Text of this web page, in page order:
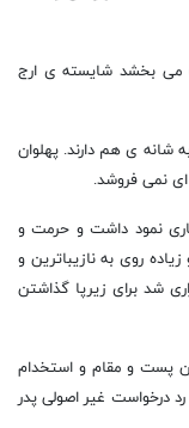
بخشد شایسته ی ارج
شانه ی هم دارند. پهلوان
نمی فروشد.
نمود داشت و حرمت و
روی به نازیباترین و
شد برای زیرپا گذاشتن
پست و مقام و استخدام
درخواست غیر اصولی پدر